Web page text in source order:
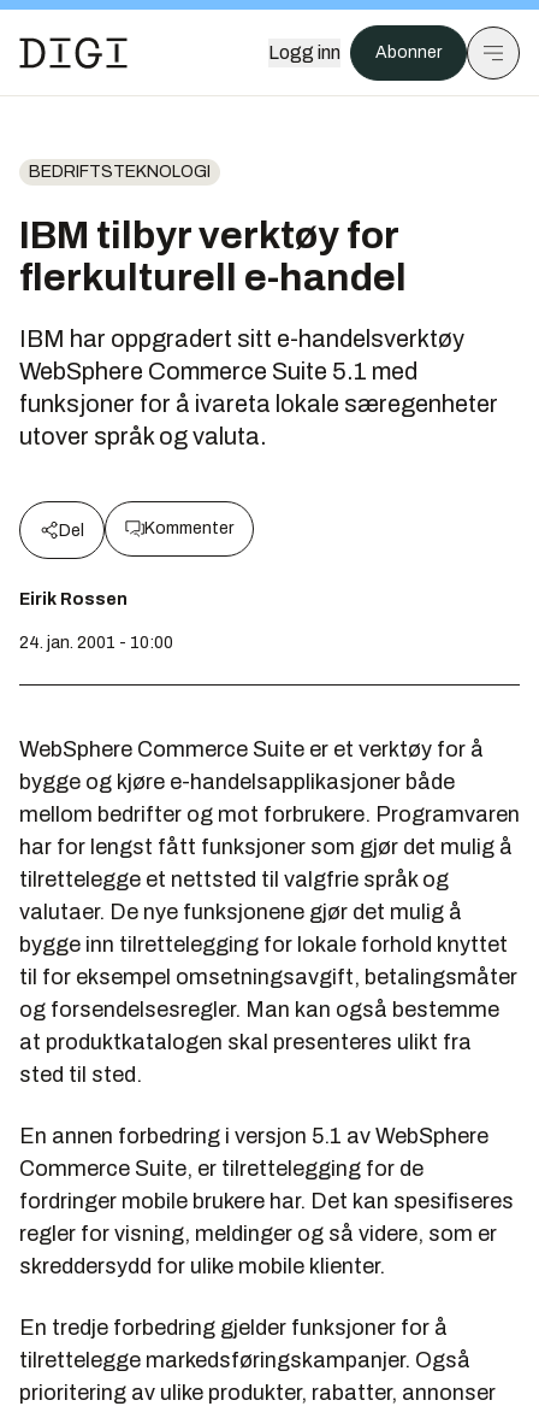
Logg inn Abonner
BEDRIFTSTEKNOLOGI
IBM tilbyr verktøy for
flerkulturell e-handel
IBM har oppgradert sitt e-handelsverktøy
WebSphere Commerce Suite 5.1 med
funksjoner for å ivareta lokale særegenheter
utover språk og valuta.
Del Kommenter
Eirik Rossen
24. jan. 2001 - 10:00
WebSphere Commerce Suite er et verktøy for å
bygge og kjøre e-handelsapplikasjoner både
mellom bedrifter og mot forbrukere. Programvaren
har for lengst fått funksjoner som gjør det mulig å
tilrettelegge et nettsted til valgfrie språk og
valutaer. De nye funksjonene gjør det mulig å
bygge inn tilrettelegging for lokale forhold knyttet
til for eksempel omsetningsavgift, betalingsmåter
og forsendelsesregler. Man kan også bestemme
at produktkatalogen skal presenteres ulikt fra
sted til sted.
En annen forbedring i versjon 5.1 av WebSphere
Commerce Suite, er tilrettelegging for de
fordringer mobile brukere har. Det kan spesifiseres
regler for visning, meldinger og så videre, som er
skreddersydd for ulike mobile klienter.
En tredje forbedring gjelder funksjoner for å
tilrettelegge markedsføringskampanjer. Også
prioritering av ulike produkter, rabatter, annonser